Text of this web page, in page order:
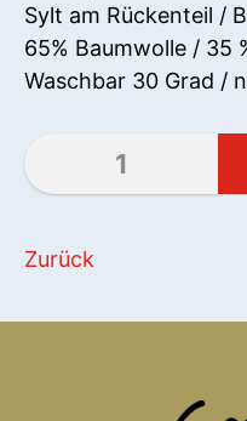
Sylt am Rückenteil /
65% Baumwolle / 35
Waschbar 30 Grad /
Zurück